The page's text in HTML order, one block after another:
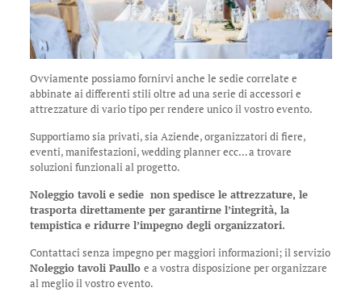
Ovviamente possiamo fornirvi anche le sedie correlate e
abbinate ai differenti stili oltre ad una serie di accessori e
attrezzature di vario tipo per rendere unico il vostro evento.
Supportiamo sia privati, sia Aziende, organizzatori di fiere,
eventi, manifestazioni, wedding planner ecc… a trovare
soluzioni funzionali al progetto.
Noleggio tavoli e sedie non spedisce le attrezzature, le
trasporta direttamente per garantirne l’integrità, la
tempistica e ridurre l’impegno degli organizzatori.
Contattaci senza impegno per maggiori informazioni; il servizio
Noleggio tavoli Paullo e a vostra disposizione per organizzare
al meglio il vostro evento.